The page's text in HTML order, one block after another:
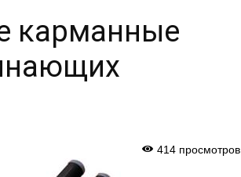
карманные
414 просмотров